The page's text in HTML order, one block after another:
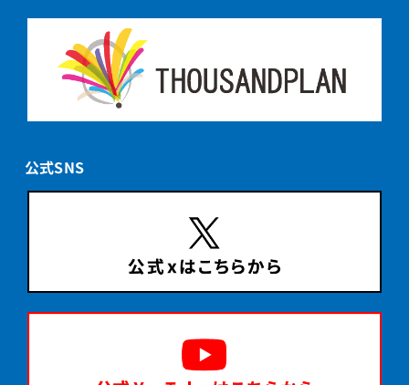
公式SNS